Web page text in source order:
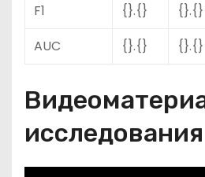
F1
{}.{} {}.{}
AUC
{}.{} {}.{}
исследования